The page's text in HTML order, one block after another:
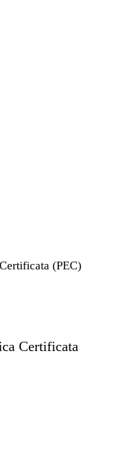
(PEC)
Certificata